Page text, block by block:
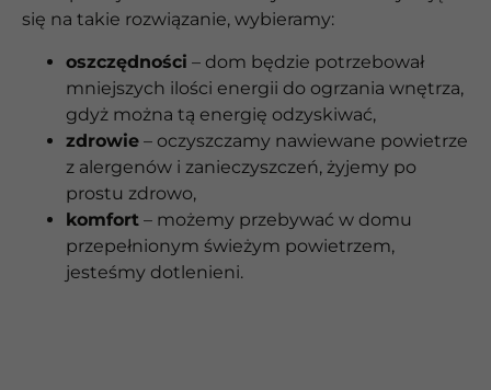
się na takie rozwiązanie, wybieramy:
oszczędności – dom będzie potrzebował
mniejszych ilości energii do ogrzania wnętrza,
gdyż można tą energię odzyskiwać,
zdrowie – oczyszczamy nawiewane powietrze
z alergenów i zanieczyszczeń, żyjemy po
prostu zdrowo,
komfort – możemy przebywać w domu
przepełnionym świeżym powietrzem,
jesteśmy dotlenieni.